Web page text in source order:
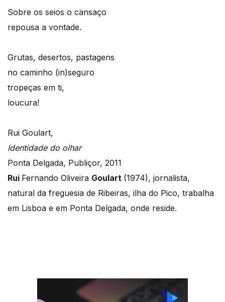
Sobre os seios o cansaço
repousa a vontade.
Grutas, desertos, pastagens
no caminho (in)seguro
tropeças em ti,
loucura!
Rui Goulart,
Identidade do olhar
Ponta Delgada, Publiçor, 2011
Rui Fernando Oliveira Goulart (1974), jornalista,
natural da freguesia de Ribeiras, ilha do Pico, trabalha
em Lisboa e em Ponta Delgada, onde reside.